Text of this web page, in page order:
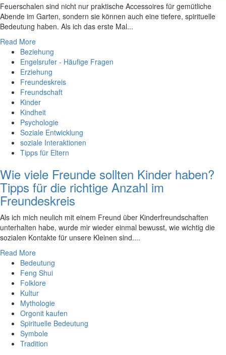
Feuerschalen sind nicht nur praktische Accessoires für gemütliche
Abende im Garten, sondern sie können auch eine tiefere, spirituelle
Bedeutung haben. Als ich das erste Mal...
Read More
Beziehung
Engelsrufer - Häufige Fragen
Erziehung
Freundeskreis
Freundschaft
Kinder
Kindheit
Psychologie
Soziale Entwicklung
soziale Interaktionen
Tipps für Eltern
Wie viele Freunde sollten Kinder haben?
Tipps für die richtige Anzahl im
Freundeskreis
Als‍ ich mich neulich⁣ mit einem Freund⁣ über Kinderfreundschaften ​
unterhalten ​habe,⁤ wurde ⁤mir wieder ‍einmal bewusst, ⁢wie wichtig die
sozialen Kontakte für​ unsere Kleinen sind.‍...
Read More
Bedeutung
Feng Shui
Folklore
Kultur
Mythologie
Orgonit kaufen
Spirituelle Bedeutung
Symbole
Tradition